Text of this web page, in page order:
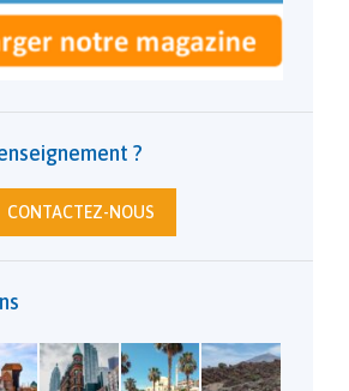
?
CONTACTEZ-NOUS